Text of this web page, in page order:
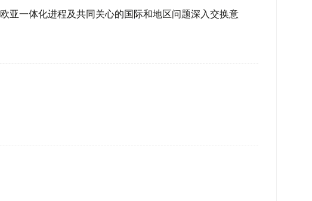
亚一体化进程及共同关心的国际和地区问题深入交换意